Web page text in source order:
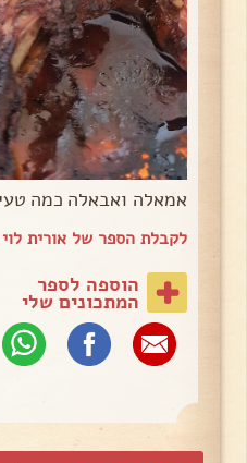
אמאלה ואבאלה כמה
לקבלת הספר של אורית
הוספה לספר
המתכונים שלי